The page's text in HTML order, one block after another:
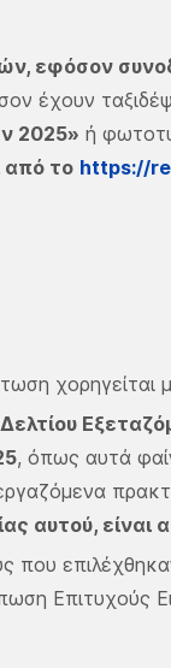
εφόσον
έχουν
2025» ή
από το https://
, όπως αυτά
αυτού, είναι
Επιτυχούς